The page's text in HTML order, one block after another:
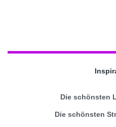
Die schönsten
Die schönsten